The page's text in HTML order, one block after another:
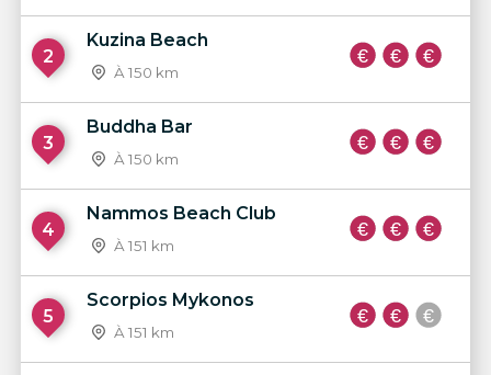
2
Kuzina Beach
À 150 km
3
Buddha Bar
À 150 km
4
Nammos Beach Club
À 151 km
5
Scorpios Mykonos
À 151 km